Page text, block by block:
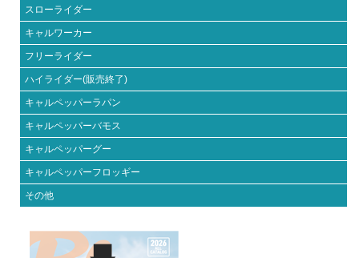
スローライダー
キャルワーカー
フリーライダー
ハイライダー(販売終了)
キャルペッパーラパン
キャルペッパーバモス
キャルペッパーグー
キャルペッパーフロッギー
その他